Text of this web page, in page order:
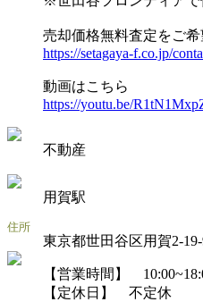
売却価格無料査定をご
https://setagaya-f.co.jp/
動画はこちら
https://youtu.be/
不動産
用賀駅
東京都世田谷区用賀2-
【営業時間】
【定休日】 不定休